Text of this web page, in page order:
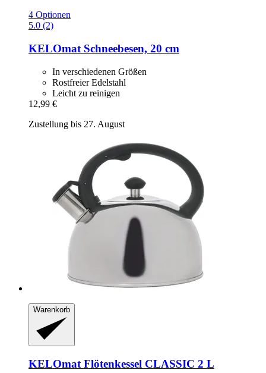
4 Optionen
5.0 (2)
KELOmat Schneebesen, 20 cm
In verschiedenen Größen
Rostfreier Edelstahl
Leicht zu reinigen
12,99 €
Zustellung bis 27. August
Warenkorb
KELOmat Flötenkessel CLASSIC 2 L